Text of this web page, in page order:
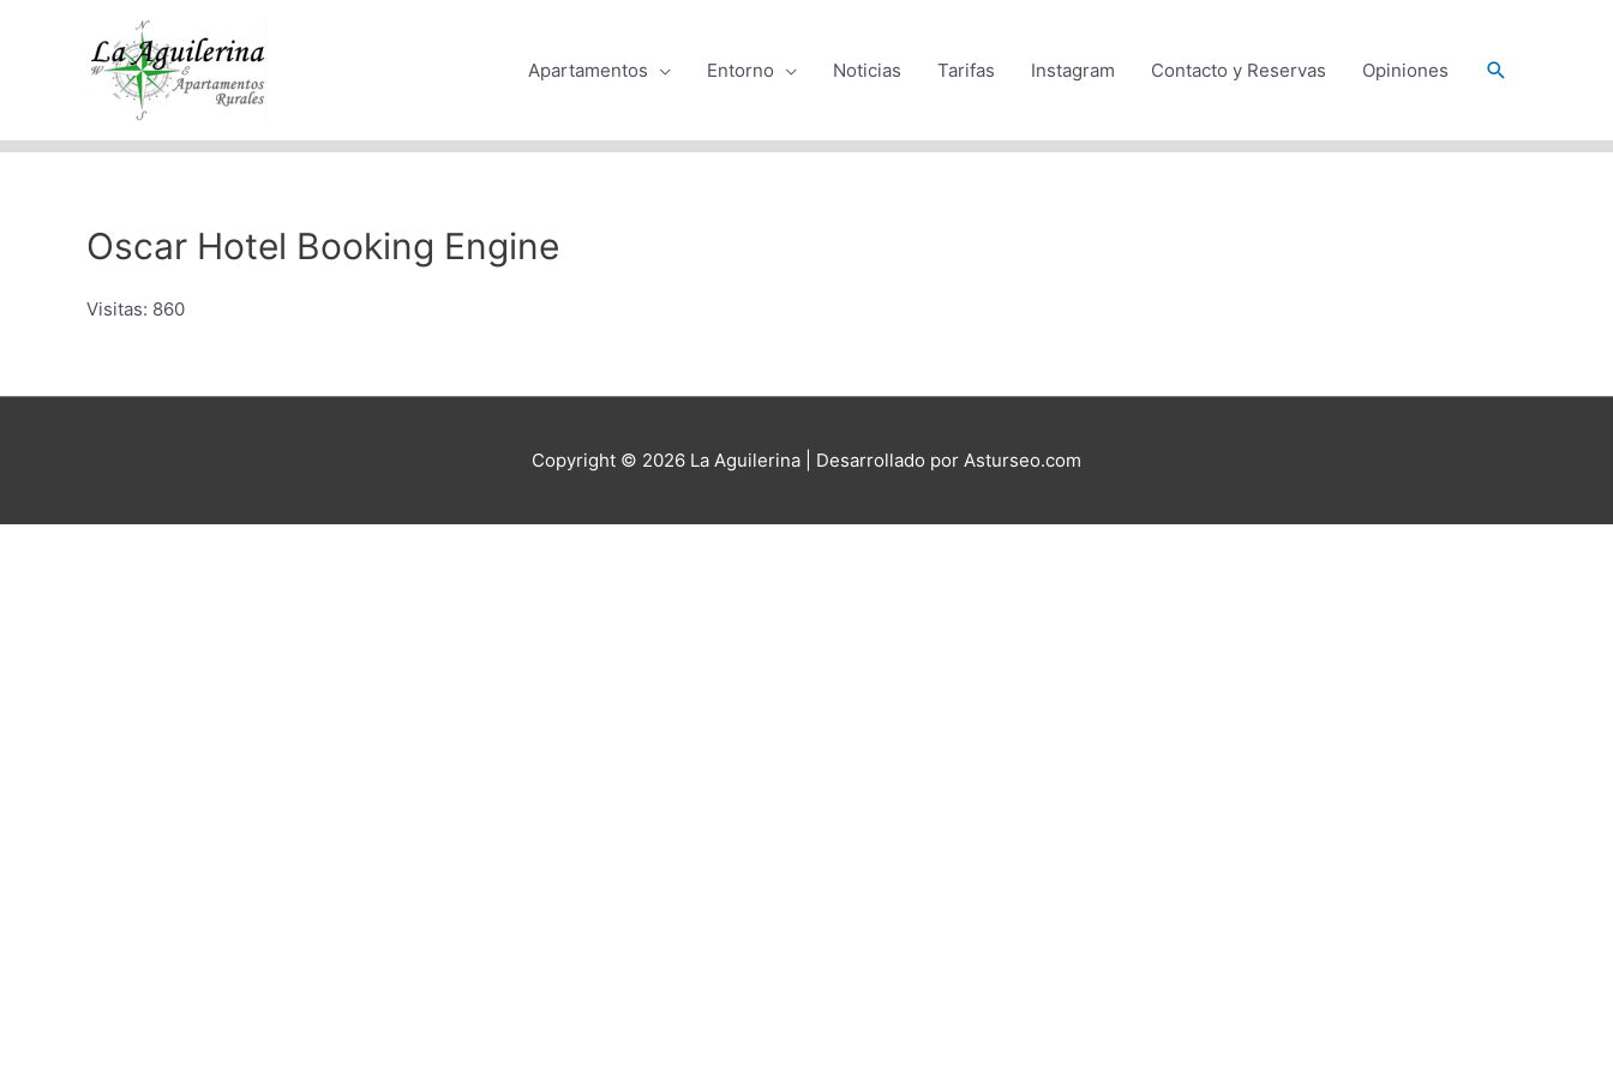
Apartamentos Entorno Noticias Tarifas Instagram Contacto y Reservas Opiniones Buscar
Oscar Hotel Booking Engine
Visitas: 860
Copyright © 2026 La Aguilerina | Desarrollado por Asturseo.com